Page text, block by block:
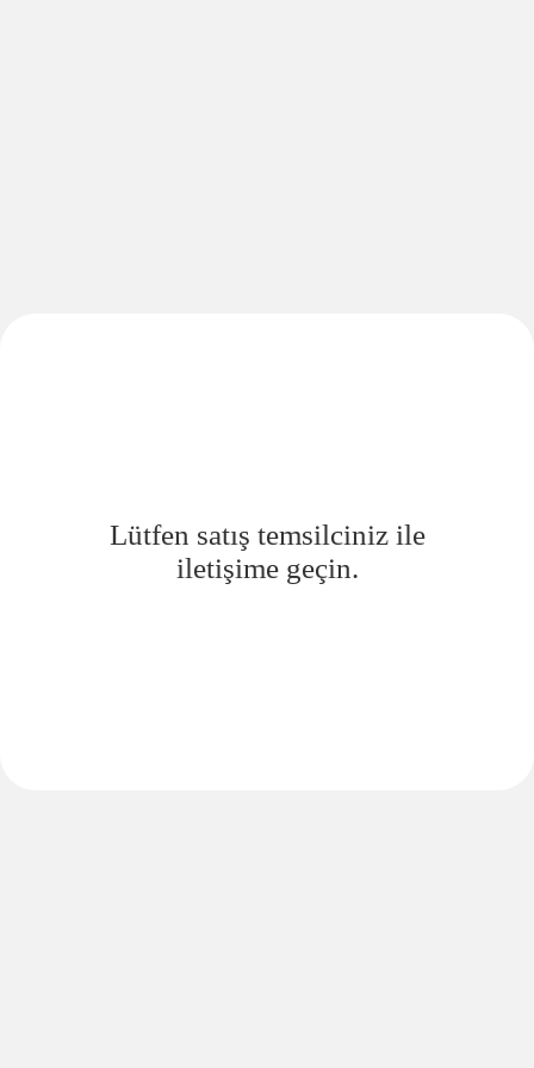
Lütfen satış temsilciniz ile
iletişime geçin.